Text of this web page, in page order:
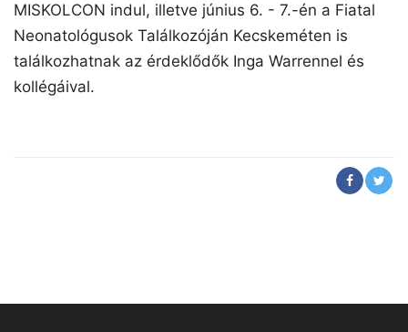
MISKOLCON indul, illetve június 6. - 7.-én a Fiatal
Neonatológusok Találkozóján Kecskeméten is
találkozhatnak az érdeklődők Inga Warrennel és
kollégáival.